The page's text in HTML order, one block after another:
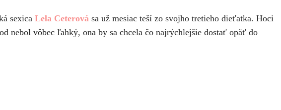
sexica Lela Ceterová sa už mesiac teší zo svojho tretieho dieťatka. Hoci
nebol vôbec ľahký, ona by sa chcela čo najrýchlejšie dostať opäť do